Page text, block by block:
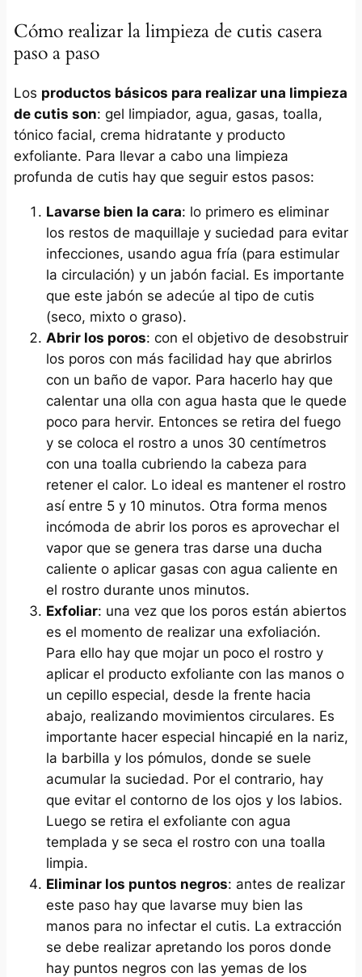
Cómo realizar la limpieza de cutis casera
paso a paso
Los productos básicos para realizar una limpieza
de cutis son: gel limpiador, agua, gasas, toalla,
tónico facial, crema hidratante y producto
exfoliante. Para llevar a cabo una limpieza
profunda de cutis hay que seguir estos pasos:
Lavarse bien la cara: lo primero es eliminar
los restos de maquillaje y suciedad para evitar
infecciones, usando agua fría (para estimular
la circulación) y un jabón facial. Es importante
que este jabón se adecúe al tipo de cutis
(seco, mixto o graso).
Abrir los poros: con el objetivo de desobstruir
los poros con más facilidad hay que abrirlos
con un baño de vapor. Para hacerlo hay que
calentar una olla con agua hasta que le quede
poco para hervir. Entonces se retira del fuego
y se coloca el rostro a unos 30 centímetros
con una toalla cubriendo la cabeza para
retener el calor. Lo ideal es mantener el rostro
así entre 5 y 10 minutos. Otra forma menos
incómoda de abrir los poros es aprovechar el
vapor que se genera tras darse una ducha
caliente o aplicar gasas con agua caliente en
el rostro durante unos minutos.
Exfoliar: una vez que los poros están abiertos
es el momento de realizar una exfoliación.
Para ello hay que mojar un poco el rostro y
aplicar el producto exfoliante con las manos o
un cepillo especial, desde la frente hacia
abajo, realizando movimientos circulares. Es
importante hacer especial hincapié en la nariz,
la barbilla y los pómulos, donde se suele
acumular la suciedad. Por el contrario, hay
que evitar el contorno de los ojos y los labios.
Luego se retira el exfoliante con agua
templada y se seca el rostro con una toalla
limpia.
Eliminar los puntos negros: antes de realizar
este paso hay que lavarse muy bien las
manos para no infectar el cutis. La extracción
se debe realizar apretando los poros donde
hay puntos negros con las yemas de los